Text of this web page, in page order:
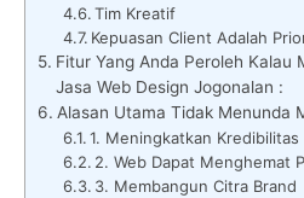
Tim Kreatif
Kepuasan Client Adalah
Fitur Yang Anda Peroleh Kalau
Jasa Web Design Jogonalan :
Alasan Utama Tidak Menunda
1. Meningkatkan Kredibilitas
2. Web Dapat Menghemat
3. Membangun Citra Brand